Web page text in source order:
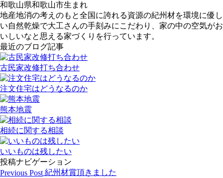
和歌山県和歌山市生まれ
地産地消の考えのもと全国に誇れる資源の紀州材を環境に優し
い自然乾燥で大工さんの手刻みにこだわり、家の中の空気がお
いしいなと思える家づくりを行っています。
最近のブログ記事
古民家改修打ち合わせ
注文住宅はどうなるのか
熊本地震
相続に関する相談
いいものは残したい
投稿ナビゲーション
Previous Post 紀州材賞頂きました